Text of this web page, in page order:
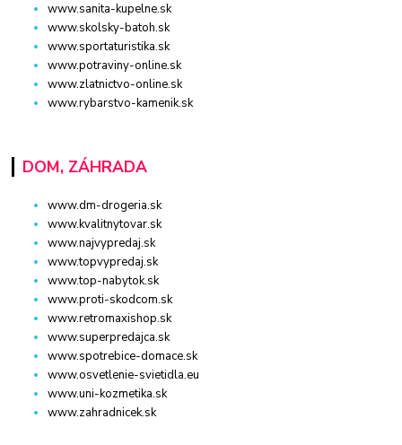
www.sanita-kupelne.sk
www.skolsky-batoh.sk
www.sportaturistika.sk
www.potraviny-online.sk
www.zlatnictvo-online.sk
www.rybarstvo-kamenik.sk
DOM, ZÁHRADA
www.dm-drogeria.sk
www.kvalitnytovar.sk
www.najvypredaj.sk
www.topvypredaj.sk
www.top-nabytok.sk
www.proti-skodcom.sk
www.retromaxishop.sk
www.superpredajca.sk
www.spotrebice-domace.sk
www.osvetlenie-svietidla.eu
www.uni-kozmetika.sk
www.zahradnicek.sk